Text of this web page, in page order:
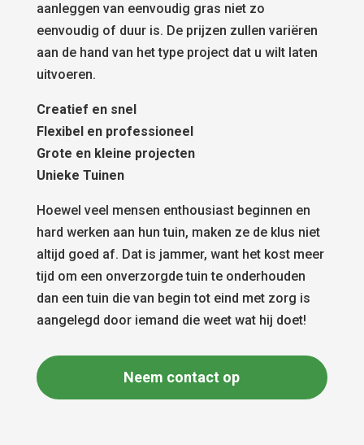
aanleggen van eenvoudig gras niet zo
eenvoudig of duur is. De prijzen zullen variëren
aan de hand van het type project dat u wilt laten
uitvoeren.
Creatief en snel
Flexibel en professioneel
Grote en kleine projecten
Unieke Tuinen
Hoewel veel mensen enthousiast beginnen en
hard werken aan hun tuin, maken ze de klus niet
altijd goed af. Dat is jammer, want het kost meer
tijd om een onverzorgde tuin te onderhouden
dan een tuin die van begin tot eind met zorg is
aangelegd door iemand die weet wat hij doet!
Neem contact op